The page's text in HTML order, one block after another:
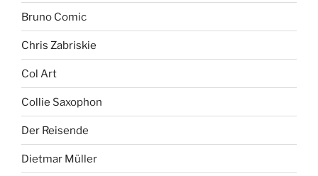
Bruno Comic
Chris Zabriskie
Col Art
Collie Saxophon
Der Reisende
Dietmar Müller